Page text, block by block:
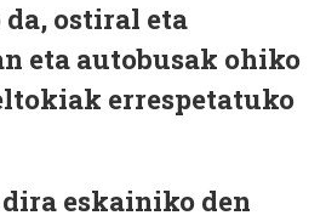
ostiral eta
eta autobusak ohiko
errespetatuko
eskainiko den